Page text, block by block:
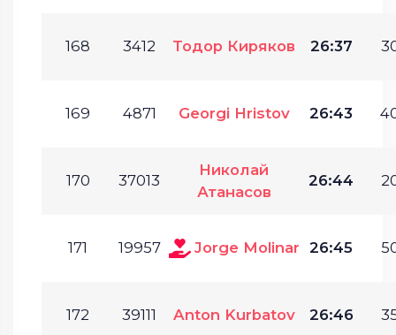
168 3412 Тодор Киряков 26:37
169 4871 Georgi Hristov 26:43
170 37013
Николай
Атанасов
26:44
171 19957 Jorge Molinar 26:45
172 39111 Anton Kurbatov 26:46